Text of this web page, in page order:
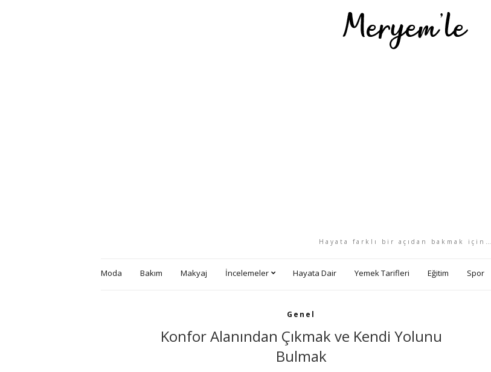
Hayata farklı bir açıdan bakmak için…
Moda Bakım Makyaj İncelemeler Hayata Dair Yemek Tarifleri Eğitim Spor
Genel
Konfor Alanından Çıkmak ve Kendi Yolunu
Bulmak